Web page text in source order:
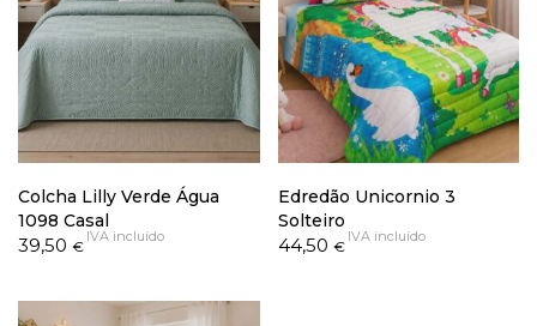
Colcha Lilly Verde Água
1098 Casal
39,50 €
IVA incluído
Edredão Unicornio 3
Solteiro
44,50 €
IVA incluído